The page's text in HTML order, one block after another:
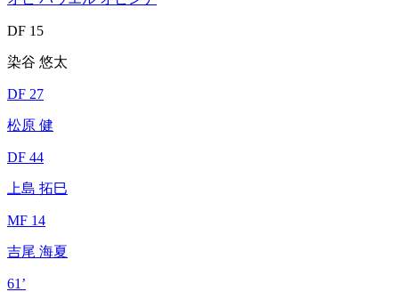
DF 15
染谷 悠太
DF 27
松原 健
DF 44
上島 拓巳
MF 14
吉尾 海夏
61’